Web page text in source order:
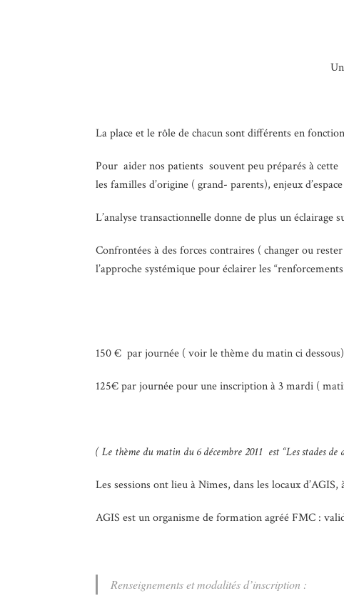
La place et le rôle de chacun sont différents en fonction
Pour aider nos patients souvent peu préparés à
les familles d’origine ( grand- parents), enjeux
L’analyse transactionnelle donne de plus un éclairage
Confrontées à des forces contraires ( changer ou
l’approche systémique pour éclairer les
150 € par journée ( voir le thème du matin ci dessous)
125€ par journée pour une inscription à 3 mardi (
( Le thème du matin du 6 décembre 2011 est “Les stades
Les sessions ont lieu à Nîmes, dans les locaux
AGIS est un organisme de formation agréé FMC :
Renseignements et modalités d’inscription :